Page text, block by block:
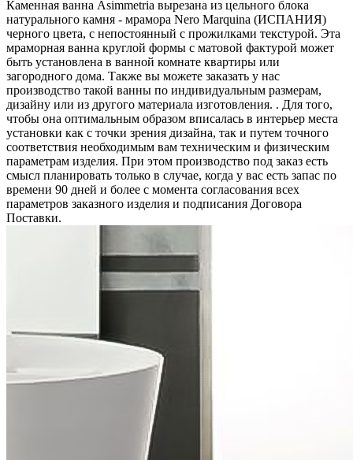
Каменная ванна Asimmetria вырезана из цельного блока
натурального камня - мрамора Nero Marquina (ИСПАНИЯ)
черного цвета, c непостоянный с прожилками текстурой. Эта
мраморная ванна круглой формы с матовой фактурой может
быть установлена в ванной комнате квартиры или
загородного дома. Также вы можете заказать у нас
производство такой ванны по индивидуальным размерам,
дизайну или из другого материала изготовления. . Для того,
чтобы она оптимальным образом вписалась в интерьер места
установки как с точки зрения дизайна, так и путем точного
соответствия необходимым вам техническим и физическим
параметрам изделия. При этом производство под заказ есть
смысл планировать только в случае, когда у вас есть запас по
времени 90 дней и более с момента согласования всех
параметров заказного изделия и подписания Договора
Поставки.